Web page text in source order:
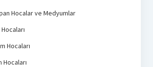
Hocalar ve Medyumlar
Hocaları
Hocaları